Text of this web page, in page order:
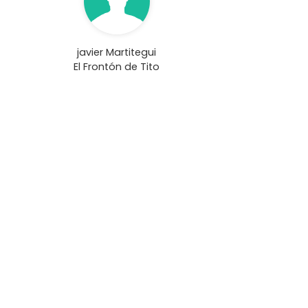
javier Martitegui
El Frontón de Tito